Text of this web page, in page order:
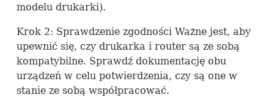
modelu drukarki).
Krok 2: Sprawdzenie zgodności Ważne jest, aby
upewnić się, czy drukarka i router są ze sobą
kompatybilne. Sprawdź dokumentację obu
urządzeń w celu potwierdzenia, czy są one w
stanie ze sobą współpracować.